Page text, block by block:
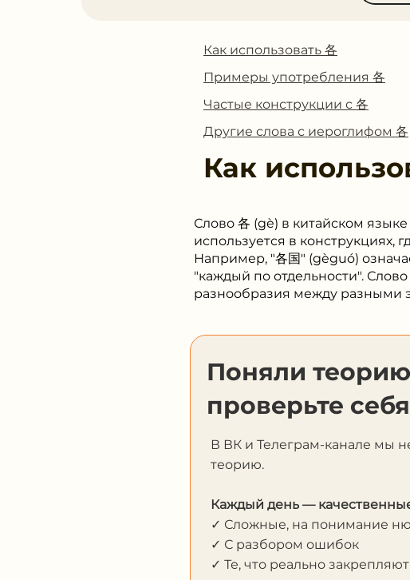
Как использовать 各
Примеры употребления 各
Частые конструкции с 各
Другие слова с иероглифом 各
Как
Слово 各 (gè) в китайском
используется в конструкциях,
Например, "各国" (gèguó)
"каждый по отдельности".
разнообразия между разными
Поняли
проверьте
В ВК и Телеграм-канале мы
теорию.
Каждый день —
✓ Сложные, на понимание
✓ С разбором ошибок
✓ Те, что реально